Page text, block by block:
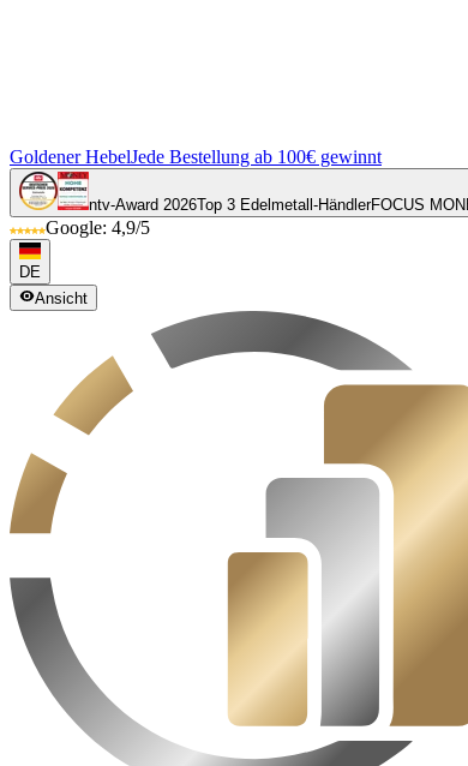
Goldener HebelJede Bestellung ab 100€ gewinnt
ntv-Award 2026Top 3 Edelmetall-HändlerFOCUS
Google: 4,9/5
DE
Ansicht